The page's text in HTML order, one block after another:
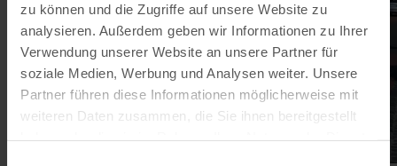
zu können und die Zugriffe auf unsere Website zu
analysieren. Außerdem geben wir Informationen zu Ihrer
Verwendung unserer Website an unsere Partner für
soziale Medien, Werbung und Analysen weiter. Unsere
Partner führen diese Informationen möglicherweise mit
weiteren Daten zusammen, die Sie ihnen bereitgestellt